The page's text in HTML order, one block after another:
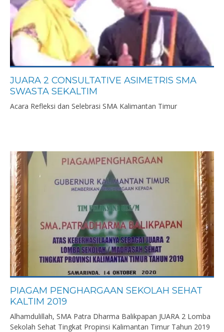
JUARA 2 CONSULTATIVE ASIMETRIS SMA
SWASTA SEKALTIM
Acara Refleksi dan Selebrasi SMA Kalimantan Timur
PIAGAM PENGHARGAAN SEKOLAH SEHAT
KALTIM 2019
Alhamdulillah, SMA Patra Dharma Balikpapan JUARA 2 Lomba
Sekolah Sehat Tingkat Propinsi Kalimantan Timur Tahun 2019